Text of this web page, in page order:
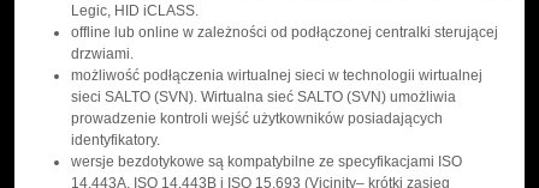
Legic, HID iCLASS.
offline lub online w zależności od podłączonej centralki sterującej
drzwiami.
możliwość podłączenia wirtualnej sieci w technologii wirtualnej
sieci SALTO (SVN). Wirtualna sieć SALTO (SVN) umożliwia
prowadzenie kontroli wejść użytkowników posiadających
identyfikatory.
wersje bezdotykowe są kompatybilne ze specyfikacjami ISO
14.443A, ISO 14.443B i ISO 15.693 (Vicinity– krótki zasięg